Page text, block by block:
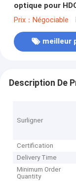
optique pour
couleur
Prix：Négociable
meilleur
Description De
Surligner
Certification
Delivery Time
Minimum Order
Quantity